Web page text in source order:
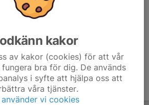
kakor
av kakor (cookies) för att vår
bra för dig. De används
i syfte att hjälpa oss att
våra tjänster.
använder vi cookies